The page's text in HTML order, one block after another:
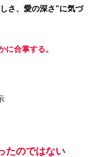
さ、愛の深さ”に気づ
に合掌する。
たのではない